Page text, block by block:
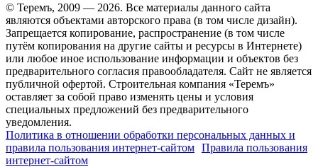
© Теремъ, 2009 — 2026. Все материалы данного сайта
являются объектами авторского права (в том числе дизайн).
Запрещается копирование, распространение (в том числе
путём копирования на другие сайты и ресурсы в Интернете)
или любое иное использование информации и объектов без
предварительного согласия правообладателя. Cайт не является
публичной офертой. Строительная компания «Теремъ»
оставляет за собой право изменять цены и условия
специальных предложений без предварительного
уведомления.
Политика в отношении обработки персональных данных и
правила пользования интернет-сайтом Правила пользования
интернет-сайтом